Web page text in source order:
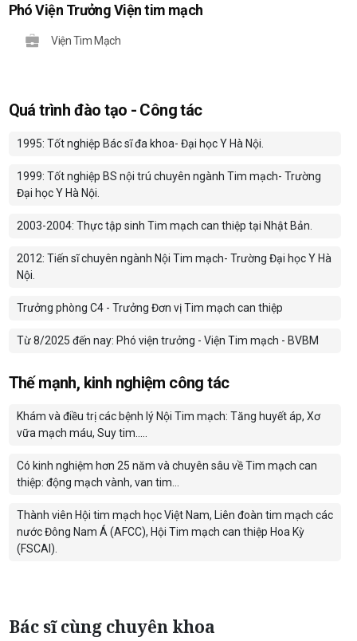
Phó Viện Trưởng Viện tim mạch
Viện Tim Mạch
Quá trình đào tạo - Công tác
1995: Tốt nghiệp Bác sĩ đa khoa- Đại học Y Hà Nội.
1999: Tốt nghiệp BS nội trú chuyên ngành Tim mạch- Trường
Đại học Y Hà Nội.
2003-2004: Thực tập sinh Tim mạch can thiệp tại Nhật Bản.
2012: Tiến sĩ chuyên ngành Nội Tim mạch- Trường Đại học Y Hà
Nội.
Trưởng phòng C4 - Trưởng Đơn vị Tim mạch can thiệp
Từ 8/2025 đến nay: Phó viện trưởng - Viện Tim mạch - BVBM
Thế mạnh, kinh nghiệm công tác
Khám và điều trị các bệnh lý Nội Tim mạch: Tăng huyết áp, Xơ
vữa mạch máu, Suy tim.....
Có kinh nghiệm hơn 25 năm và chuyên sâu về Tim mạch can
thiệp: động mạch vành, van tim...
Thành viên Hội tim mạch học Việt Nam, Liên đoàn tim mạch các
nước Đông Nam Á (AFCC), Hội Tim mạch can thiệp Hoa Kỳ
(FSCAI).
Bác sĩ cùng chuyên khoa